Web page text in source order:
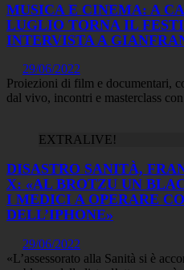
MUSICA E CINEMA: A
LUGLIO TORNA IL
INTERVISTA A
29/06/2022
Proiezioni di film e documentari,
dal vivo, incontri e masterclass
EXTRALIVE!
DISASTRO SANITÀ,
X: «AL BROTZU UN
I MEDICI A OPERARE
DELL’IPHONE»
29/06/2022
«L’assessorato alla Sanità si è